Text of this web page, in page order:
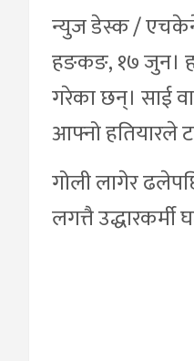
न्युज डेस्क /
हङकङ, १७ जुन।
गरेका छन्। साई
आफ्नो हतियारले
गोली लागेर
लगत्तै